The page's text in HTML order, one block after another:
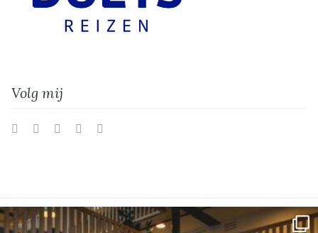
Volg mij
TwitterFacebookInstagram
Vimeo